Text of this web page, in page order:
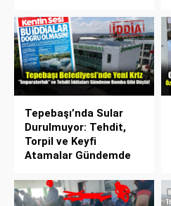
Tepebaşı’nda Sular
Durulmuyor: Tehdit,
Torpil ve Keyfi
Atamalar Gündemde